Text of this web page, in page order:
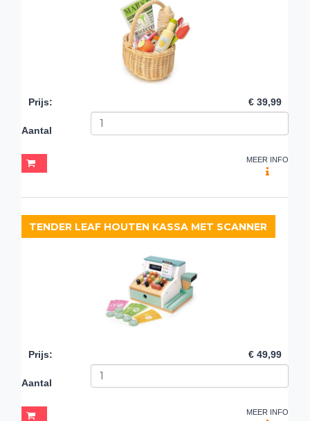
Prijs: € 39,99
Aantal
MEER INFO
TENDER LEAF HOUTEN KASSA MET SCANNER
Prijs: € 49,99
Aantal
MEER INFO